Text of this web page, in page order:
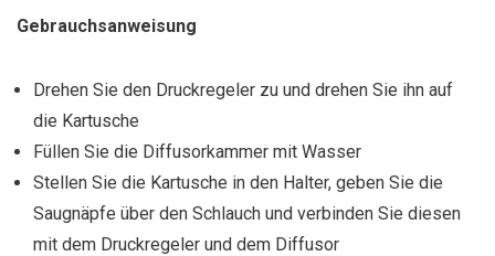
Gebrauchsanweisung
Drehen Sie den Druckregeler zu und drehen Sie ihn auf
die Kartusche
Füllen Sie die Diffusorkammer mit Wasser
Stellen Sie die Kartusche in den Halter, geben Sie die
Saugnäpfe über den Schlauch und verbinden Sie diesen
mit dem Druckregeler und dem Diffusor